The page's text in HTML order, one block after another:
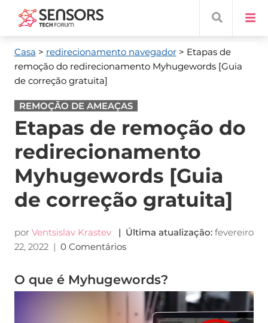
Casa > redirecionamento navegador> Etapas de
remoção do redirecionamento Myhugewords [Guia
de correção gratuita]
REMOÇÃO DE AMEAÇAS
Etapas de remoção do
redirecionamento
Myhugewords [Guia
de correção gratuita]
por Ventsislav Krastev | Última atualização: fevereiro
22, 2022| 0 Comentários
O que é Myhugewords?